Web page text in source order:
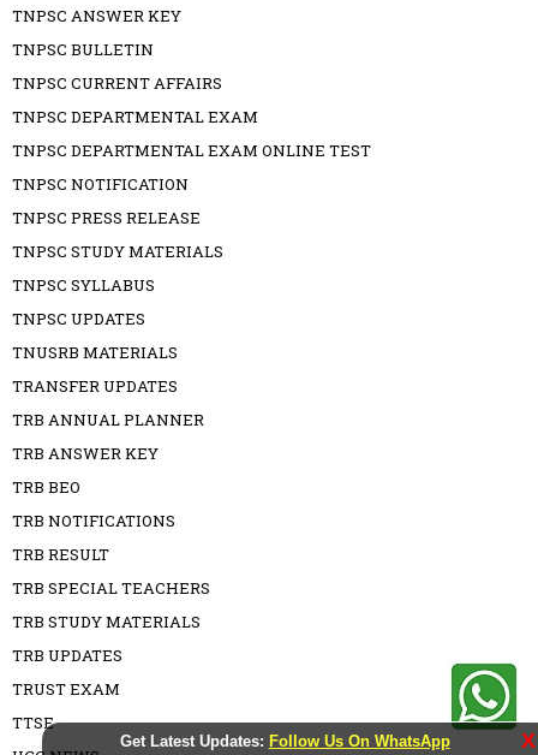
Get Latest Updates: Follow Us On WhatsApp X
TNPSC ANSWER KEY
TNPSC BULLETIN
TNPSC CURRENT AFFAIRS
TNPSC DEPARTMENTAL EXAM
TNPSC DEPARTMENTAL EXAM ONLINE TEST
TNPSC NOTIFICATION
TNPSC PRESS RELEASE
TNPSC STUDY MATERIALS
TNPSC SYLLABUS
TNPSC UPDATES
TNUSRB MATERIALS
TRANSFER UPDATES
TRB ANNUAL PLANNER
TRB ANSWER KEY
TRB BEO
TRB NOTIFICATIONS
TRB RESULT
TRB SPECIAL TEACHERS
TRB STUDY MATERIALS
TRB UPDATES
TRUST EXAM
TTSE